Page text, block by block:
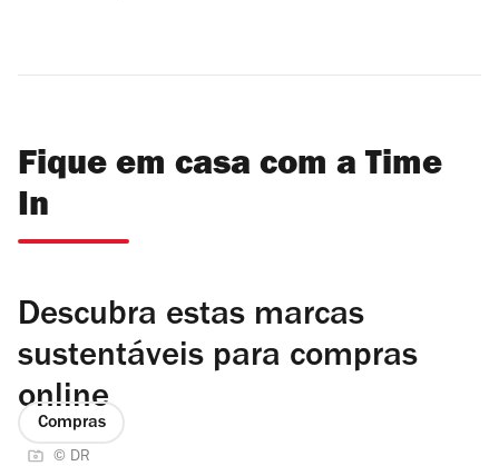
Fique em casa com a Time
In
Descubra estas marcas
sustentáveis para compras
online
Compras
© DR